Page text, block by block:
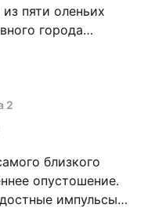
пяти оленьих
города
порывы
десантура
луками
2
близкого
опустошение.
импульсы